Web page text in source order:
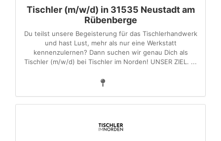
Tischler (m/w/d) in 31535 Neustadt am
Rübenberge
Du teilst unsere Begeisterung für das Tischlerhandwerk
und hast Lust, mehr als nur eine Werkstatt
kennenzulernen? Dann suchen wir genau Dich als
Tischler (m/w/d) bei Tischler im Norden! UNSER ZIEL. ...